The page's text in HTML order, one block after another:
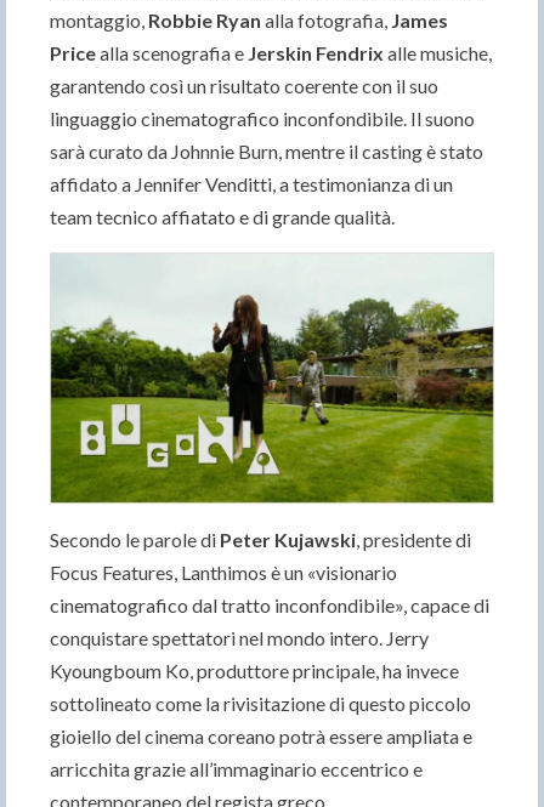
montaggio, Robbie Ryan alla fotografia, James
Pricealla scenografia e Jerskin Fendrix alle musiche,
garantendo così un risultato coerente con il suo
linguaggio cinematografico inconfondibile. Il suono
sarà curato da Johnnie Burn, mentre il casting è stato
affidato a Jennifer Venditti, a testimonianza di un
team tecnico affiatato e di grande qualità.
Secondo le parole di Peter Kujawski , presidente di
Focus Features, Lanthimos è un «visionario
cinematografico dal tratto inconfondibile», capace di
conquistare spettatori nel mondo intero. Jerry
Kyoungboum Ko, produttore principale, ha invece
sottolineato come la rivisitazione di questo piccolo
gioiello del cinema coreano potrà essere ampliata e
arricchita grazie all’immaginario eccentrico e
contemporaneo del regista greco.